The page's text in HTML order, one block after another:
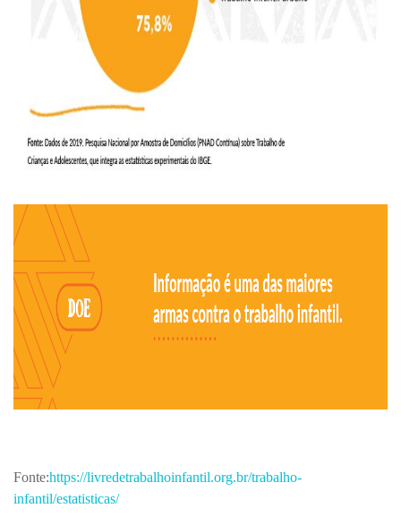
Fonte:https://livredetrabalhoinfantil.org.br/trabalho-
infantil/estatisticas/